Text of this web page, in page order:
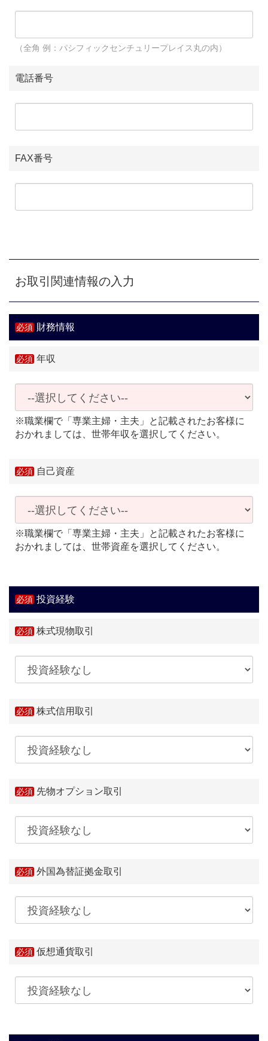
（全角 例：パシフィックセンチュリープレイス丸の内）
電話番号
FAX番号
お取引関連情報の入力
財務情報
年収
※職業欄で「専業主婦・主夫」と記載されたお客様に
おかれましては、世帯年収を選択してください。
自己資産
※職業欄で「専業主婦・主夫」と記載されたお客様に
おかれましては、世帯資産を選択してください。
投資経験
株式現物取引
株式信用取引
先物オプション取引
外国為替証拠金取引
仮想通貨取引